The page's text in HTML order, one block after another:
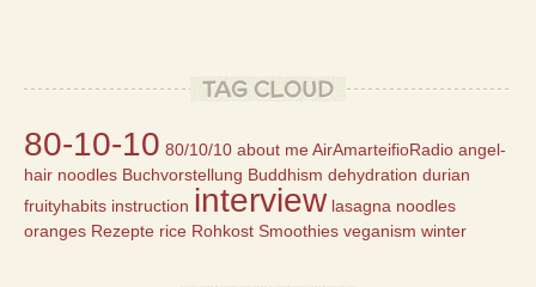
TAG CLOUD
80-10-10 80/10/10 about meAirAmarteifioRadio angel-
hair noodles Buchvorstellung Buddhism dehydration durian
fruityhabits instruction interview lasagna noodles
oranges Rezepte rice Rohkost Smoothies veganism winter